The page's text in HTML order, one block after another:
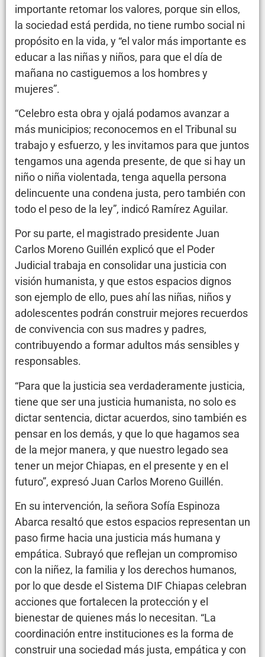
importante retomar los valores, porque sin ellos,
la sociedad está perdida, no tiene rumbo social ni
propósito en la vida, y “el valor más importante es
educar a las niñas y niños, para que el día de
mañana no castiguemos a los hombres y
mujeres”.
“Celebro esta obra y ojalá podamos avanzar a
más municipios; reconocemos en el Tribunal su
trabajo y esfuerzo, y les invitamos para que juntos
tengamos una agenda presente, de que si hay un
niño o niña violentada, tenga aquella persona
delincuente una condena justa, pero también con
todo el peso de la ley”, indicó Ramírez Aguilar.
Por su parte, el magistrado presidente Juan
Carlos Moreno Guillén explicó que el Poder
Judicial trabaja en consolidar una justicia con
visión humanista, y que estos espacios dignos
son ejemplo de ello, pues ahí las niñas, niños y
adolescentes podrán construir mejores recuerdos
de convivencia con sus madres y padres,
contribuyendo a formar adultos más sensibles y
responsables.
“Para que la justicia sea verdaderamente justicia,
tiene que ser una justicia humanista, no solo es
dictar sentencia, dictar acuerdos, sino también es
pensar en los demás, y que lo que hagamos sea
de la mejor manera, y que nuestro legado sea
tener un mejor Chiapas, en el presente y en el
futuro”, expresó Juan Carlos Moreno Guillén.
En su intervención, la señora Sofía Espinoza
Abarca resaltó que estos espacios representan un
paso firme hacia una justicia más humana y
empática. Subrayó que reflejan un compromiso
con la niñez, la familia y los derechos humanos,
por lo que desde el Sistema DIF Chiapas celebran
acciones que fortalecen la protección y el
bienestar de quienes más lo necesitan. “La
coordinación entre instituciones es la forma de
construir una sociedad más justa, empática y con